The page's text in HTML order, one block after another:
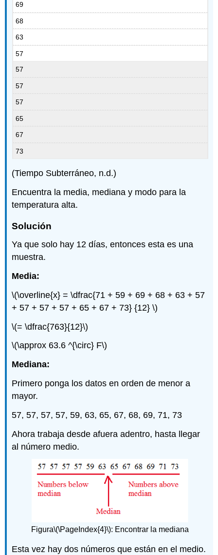
69
68
63
57
57
57
57
65
67
73
(Tiempo Subterráneo, n.d.)
Encuentra la media, mediana y modo para la
temperatura alta.
Solución
Ya que solo hay 12 días, entonces esta es una
muestra.
Media:
\(\overline{x} = \dfrac{71 + 59 + 69 + 68 + 63 + 57
+ 57 + 57 + 57 + 65 + 67 + 73} {12} \)
\(= \dfrac{763}{12}\)
\(\approx 63.6 ^{\circ} F\)
Mediana:
Primero ponga los datos en orden de menor a
mayor.
57, 57, 57, 57, 59, 63, 65, 67, 68, 69, 71, 73
Ahora trabaja desde afuera adentro, hasta llegar
al número medio.
Figura\(\PageIndex{4}\): Encontrar la mediana
Esta vez hay dos números que están en el medio.